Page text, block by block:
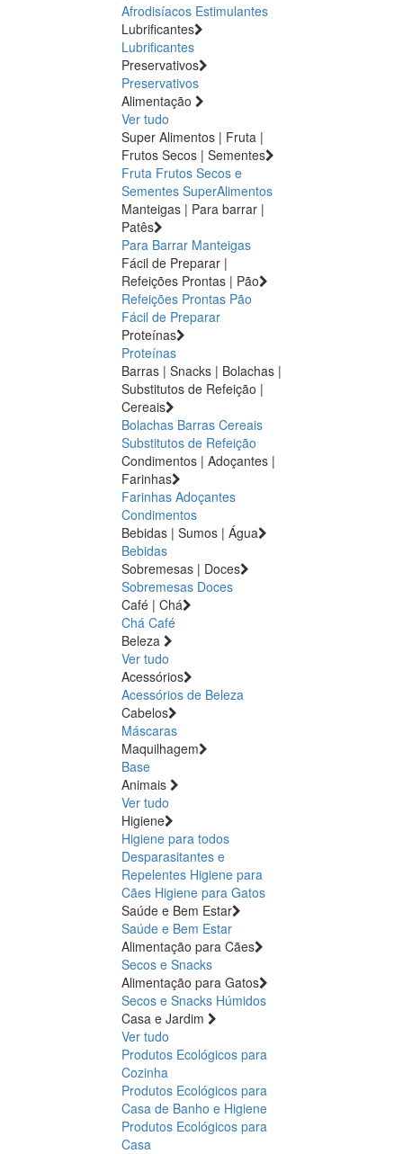
Afrodisíacos Estimulantes
Lubrificantes
Lubrificantes
Preservativos
Preservativos
Alimentação
Ver tudo
Super Alimentos | Fruta |
Frutos Secos | Sementes
Fruta Frutos Secos e
Sementes SuperAlimentos
Manteigas | Para barrar |
Patês
Para Barrar Manteigas
Fácil de Preparar |
Refeições Prontas | Pão
Refeições Prontas Pão
Fácil de Preparar
Proteínas
Proteínas
Barras | Snacks | Bolachas |
Substitutos de Refeição |
Cereais
Bolachas Barras Cereais
Substitutos de Refeição
Condimentos | Adoçantes |
Farinhas
Farinhas Adoçantes
Condimentos
Bebidas | Sumos | Água
Bebidas
Sobremesas | Doces
Sobremesas Doces
Café | Chá
Chá Café
Beleza
Ver tudo
Acessórios
Acessórios de Beleza
Cabelos
Máscaras
Maquilhagem
Base
Animais
Ver tudo
Higiene
Higiene para todos
Desparasitantes e
Repelentes Higiene para
Cães Higiene para Gatos
Saúde e Bem Estar
Saúde e Bem Estar
Alimentação para Cães
Secos e Snacks
Alimentação para Gatos
Secos e Snacks Húmidos
Casa e Jardim
Ver tudo
Produtos Ecológicos para
Cozinha
Produtos Ecológicos para
Casa de Banho e Higiene
Produtos Ecológicos para
Casa